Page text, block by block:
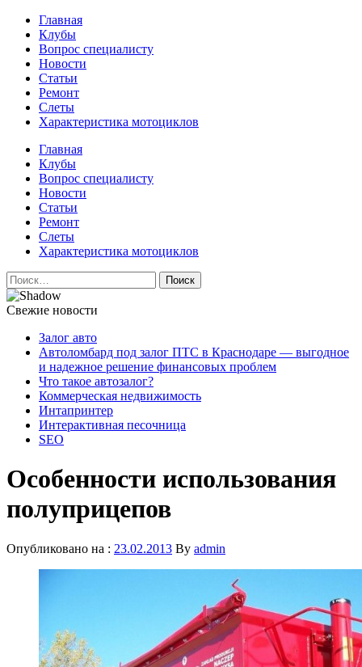
Перейти
содержимому
Главная
Клубы
Вопрос специалисту
Новости
Статьи
Ремонт
Слеты
Характеристика мотоциклов
Авто и мото сайт
Главная
Клубы
Вопрос специалисту
Новости
Статьи
Ремонт
Слеты
Характеристика мотоциклов
Найти:
Свежие новости
Залог авто
Автоломбард под залог ПТС в Краснодаре — выгодное
и надежное решение финансовых проблем
Что такое автозалог?
Коммерческая недвижимость
Интапринтер
Интерактивная песочница
SEO
Особенности использования
полуприцепов
Опубликовано на : 23.02.2013 By admin